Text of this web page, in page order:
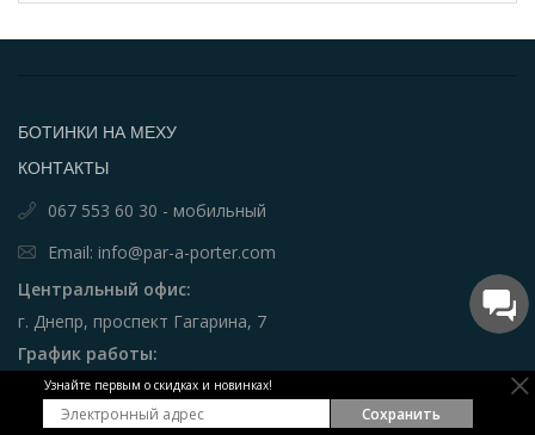
Узнайте первым о скидках и новинках!
Сохранить
БОТИНКИ НА МЕХУ
КОНТАКТЫ
067 553 60 30 - мобильный
Email: info@par-a-porter.com
Центральный офис:
г. Днепр, проспект Гагарина, 7
График работы:
пн - пт 9:00 - 18:00